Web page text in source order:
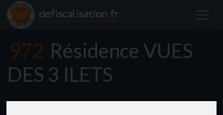
972 Résidence VUES
DES 3 ILETS